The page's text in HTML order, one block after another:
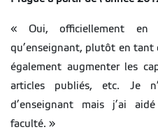
« Oui, officiellement
qu’enseignant, plutôt en
également augmenter les
articles publiés, etc. Je
d’enseignant mais j’ai
faculté. »